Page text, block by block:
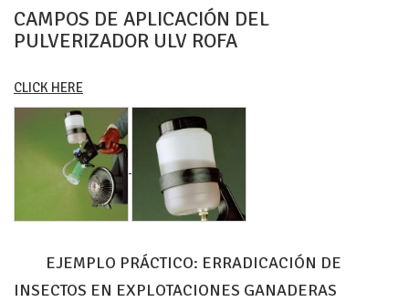
CAMPOS DE APLICACIÓN DEL
PULVERIZADOR ULV ROFA
CLICK HERE
EJEMPLO PRÁCTICO: ERRADICACIÓN DE
INSECTOS EN EXPLOTACIONES GANADERAS